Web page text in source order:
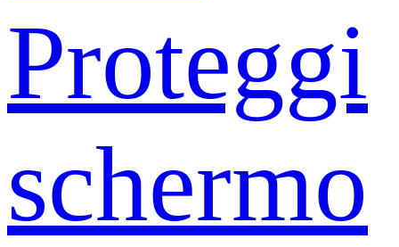
Proteggi
schermo